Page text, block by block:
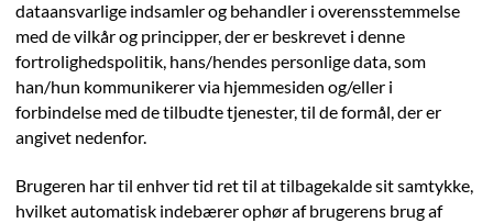
dataansvarlige indsamler og behandler i overensstemmelse
med de vilkår og principper, der er beskrevet i denne
fortrolighedspolitik, hans/hendes personlige data, som
han/hun kommunikerer via hjemmesiden og/eller i
forbindelse med de tilbudte tjenester, til de formål, der er
angivet nedenfor.
Brugeren har til enhver tid ret til at tilbagekalde sit samtykke,
hvilket automatisk indebærer ophør af brugerens brug af